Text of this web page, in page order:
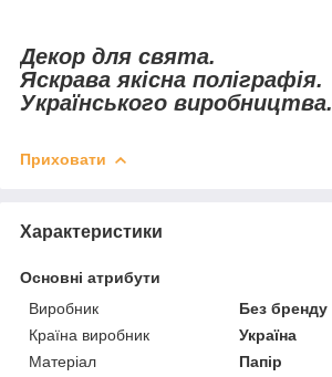
Декор для свята.
Яскрава якісна поліграфія.
Українського виробництва.
Приховати
Характеристики
Основні атрибути
Виробник
Без бренду
Країна виробник
Україна
Матеріал
Папір